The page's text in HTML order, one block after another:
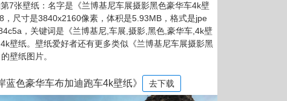
7张壁纸：名字是《兰博基尼车展摄影黑色豪华车4k壁
，尺寸是3840x2160像素，体积是5.93MB，格式是jpe
，关键词是《兰博基尼,车展,摄影,黑色,豪华车,4k壁
壁纸。壁纸爱好者还有更多类似《兰博基尼车展摄影黑
壁纸图片。
蓝色豪华车布加迪跑车4k壁纸》 去下载